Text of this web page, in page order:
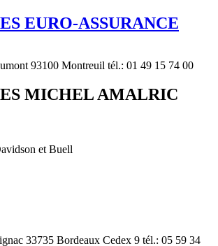
EURO-ASSURANCE
93100 Montreuil tél.: 01 49 15 74 00
MICHEL AMALRIC
et Buell
33735 Bordeaux Cedex 9 tél.: 05 59 34